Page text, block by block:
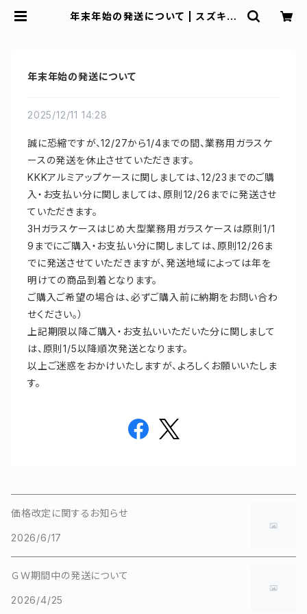
年末年始の発送について | スズキ陳
年末年始の発送について
2025/12/11 14:28
誠に恐縮ですが、12/27から1/4までの間、業務用ガラスケ
ースの発送を休止させていただきます。
KKKアルミアップケースに関しましては、12/23までのご購
入・お支払い分に関しましては、原則12/26までに発送させ
ていただきます。
3Hガラスケースはじめ大型業務用ガラスケースは原則1/1
9までにご購入・お支払い分に関しましては、原則12/26ま
でに発送させていただきますが、発送地域によっては年を
明けての商品到着となります。
ご購入ご希望の場合は、必ずご購入前に納期をお問い合わ
せください。）
上記期限以降ご購入・お支払いいただいた分に関しまして
は、原則1/5以降順次発送となります。
以上ご迷惑をおかけいたしますが、よろしくお願いいたしま
す。
価格改定に関するお知らせ
2026/6/17
ＧＷ期間中の発送について
2026/4/25